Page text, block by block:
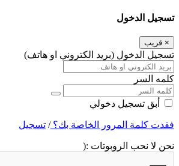
تسجيل الدخول
× قريب
تسجيل الدخول (بريد الكتروني او هاتف)
كلمه السر
أبق تسجيل دخولي
فقدت كلمة المرور الخاصة بك؟/ تسجيل
نحن لا نحب الروبوتات :(